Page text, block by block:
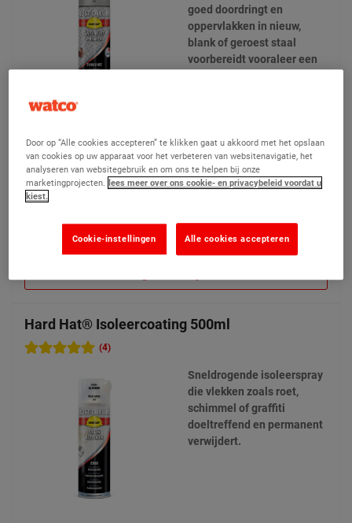
goed doordringt en
oppervlakken in nieuw,
blank of geroest staal
voorbereidt vooraleer een
Vergelijken Vanaf € 23,90
(Prijs excl. btw)
Product bekijken
Hard Hat® Isoleercoating 500ml
(4)
Sneldrogende isoleerspray
die vlekken zoals roet,
schimmel of graffiti
doeltreffend en permanent
verwijdert.
Door op “Alle cookies accepteren” te klikken gaat u akkoord met het opslaan
van cookies op uw apparaat voor het verbeteren van websitenavigatie, het
analyseren van websitegebruik en om ons te helpen bij onze
marketingprojecten. lees meer over ons cookie- en privacybeleid voordat u
kiest.
Alle cookies accepteren
Cookie-instellingen